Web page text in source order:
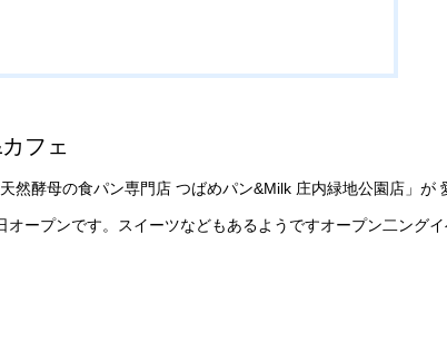
フェ
然酵母の食パン専門店 つばめパン&Milk 庄内緑地公園店」が
ープンです。スイーツなどもあるようですオープン二ング